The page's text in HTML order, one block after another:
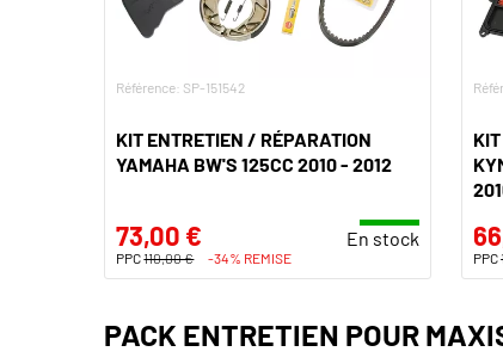
Référence: SP-151542
KIT ENTRETIEN / RÉPARATION
YAMAHA BW'S 125CC 2010 - 2012
73,00 € En stock
PPC110,00 € -34% REMISE PPC
PACK ENTRETIEN POUR